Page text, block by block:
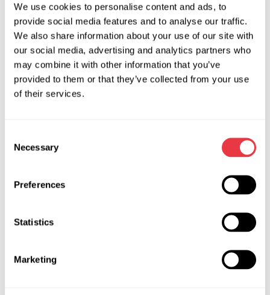
We use cookies to personalise content and ads, to
provide social media features and to analyse our traffic.
We also share information about your use of our site with
our social media, advertising and analytics partners who
may combine it with other information that you’ve
provided to them or that they’ve collected from your use
of their services.
Selection
Necessary
Preferences
Statistics
Marketing
Los datos brutos de estos sensores se utilizan entonces
para controlar el mecanismo de dirección accionado
eléctricamente. Esto elimina la necesidad de un eje de
dirección y crea espacio en el compartimento del motor.
General Motors ya ha mostrado el prototipo GM Hy-Wire. El
Hy-Wire╶ es un prototipo de coche de pila de combustible
autoajustar la capacidad de control del coche con la ayuda
coches con control electrónico del futuro puede ajustarse
El sistema de dirección de los coches no ha cambiado
mucho en las últimas décadas. Sin embargo, la próxima
década será testigo de una era de coches más eficientes en